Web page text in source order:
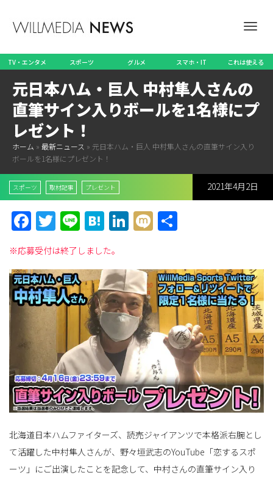
ビ
ョ
TV・エンタメ スポーツ グルメ スマホ・IT これは使える
元日本ハム・巨人 中村隼人さんの
直筆サイン入りボールを1名様にプ
レゼント！
ホーム » 最新ニュース » 元日本ハム・巨人 中村隼人さんの直筆サイン入り
ボールを1名様にプレゼント！
スポーツ 取材記事 プレゼント 2021年4月2日
Facebook
Twitter
LineHatena
LinkedIn
Mixi
※応募受付は終了しました。
北海道日本ハムファイターズ、読売ジャイアンツで本格派右腕とし
て活躍した中村隼人さんが、野々垣武志のYouTube「恋するスポ
ーツ」にご出演したことを記念して、中村さんの直筆サイン入り